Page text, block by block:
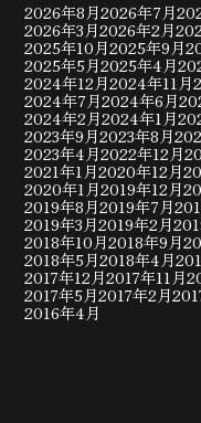
2026年8月2026年7月
2026年3月2026年2月
2025年10月2025年9月
2025年5月2025年4月
2024年12月2024年11月
2024年7月2024年6月
2024年2月2024年1月
2023年9月2023年8月
2023年4月2022年12月
2021年1月2020年12月
2020年1月2019年12月
2019年8月2019年7月
2019年3月2019年2月
2018年10月2018年9月
2018年5月2018年4月
2017年12月2017年11月
2017年5月2017年2月
2016年4月